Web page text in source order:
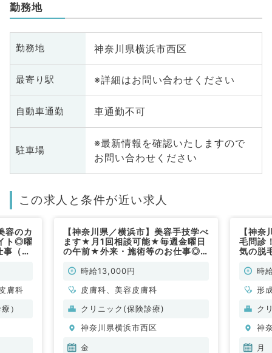
勤務地
勤務地 神奈川県横浜市西区
最寄り駅 ※詳細はお問い合わせください
自動車通勤 車通勤不可
駐車場
※最新情報を確認いたしますので
お問い合わせください
この求人と条件が近い求人
容のカ
ト◎曜
（形
膚科
）
【神奈川県／横浜市】美容手技学べ
ます★月1回相談可能★毎週金曜日
の午前★外来・施術等のお仕事◎
がある方を募集！（皮膚科・美容皮
時給13,000円
皮膚科、美容皮膚科
クリニック(保険診療)
神奈川県横浜市西区
金
【神
毛問診
気の脱
非常勤
時
形
般
ク
神
月